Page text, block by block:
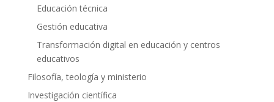
Educación técnica
Gestión educativa
Transformación digital en educación y centros
educativos
Filosofía, teología y ministerio
Investigación científica